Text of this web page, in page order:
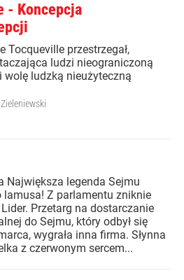
- Koncepcja
Tocqueville przestrzegał,
ludzi nieograniczoną
wolę ludzką nieużyteczną
Największa legenda Sejmu
lamusa! Z parlamentu zniknie
Przetarg na dostarczanie
do Sejmu, który odbył się
wygrała inna firma. Słynna
z czerwonym sercem...